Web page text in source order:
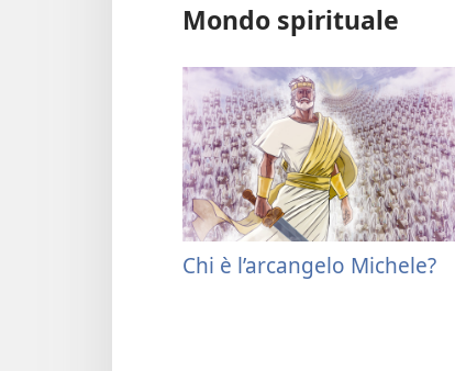
Mondo spirituale
Chi è l’arcangelo Michele?